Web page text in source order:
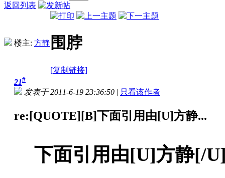
返回列表
楼主: 方静 围脖
[复制链接]
21#
发表于 2011-6-19 23:36:50 | 只看该作者
re:[QUOTE][B]下面引用由[U]方静...
下面引用由[U]方静[/